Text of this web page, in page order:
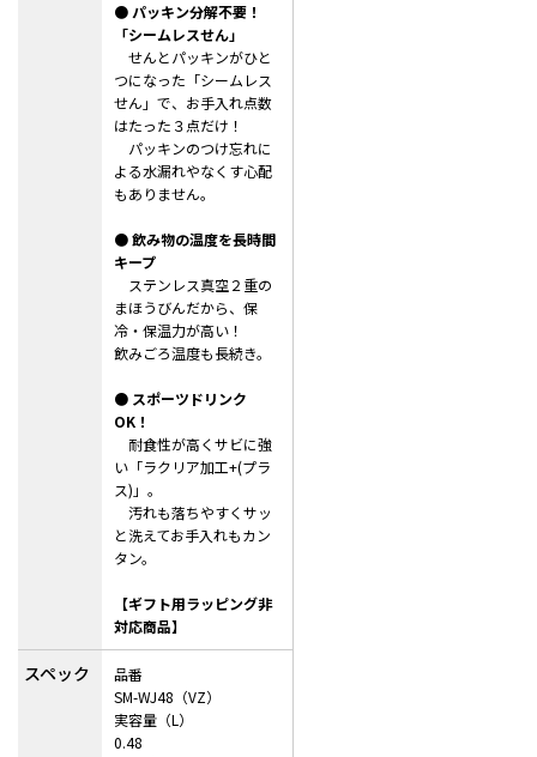
スペック
● パッキン分解不要！
「シームレスせん」
せんとパッキンがひと
つになった「シームレス
せん」で、お手入れ点数
はたった３点だけ！
パッキンのつけ忘れに
よる水漏れやなくす心配
もありません。
● 飲み物の温度を長時間
キープ
ステンレス真空２重の
まほうびんだから、保
冷・保温力が高い！
飲みごろ温度も長続き。
● スポーツドリンク
OK！
耐食性が高くサビに強
い「ラクリア加工+(プラ
ス)」。
汚れも落ちやすくサッ
と洗えてお手入れもカン
タン。
【ギフト用ラッピング非
対応商品】
品番
SM-WJ48（VZ）
実容量（L）
0.48